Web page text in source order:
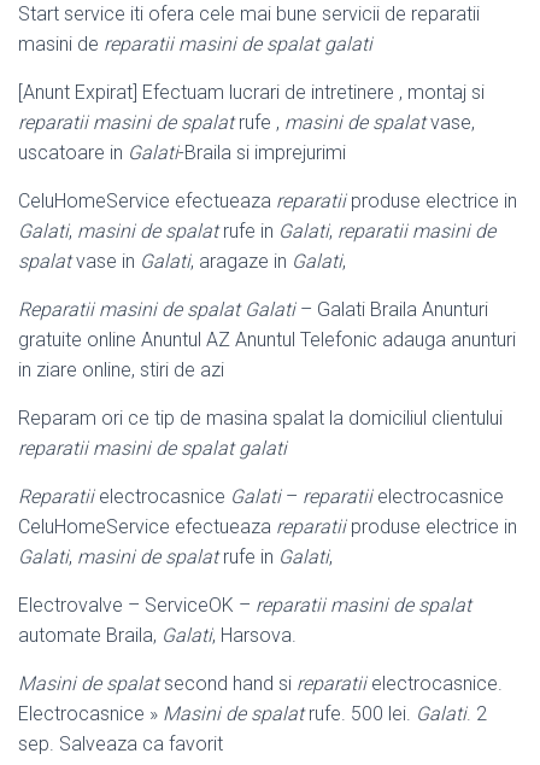
Start service iti ofera cele mai bune servicii de reparatii
masini de reparatii masini de spalat galati
[Anunt Expirat] Efectuam lucrari de intretinere , montaj si
reparatii masini de spalatrufe , masini de spalatvase,
uscatoare in Galati-Braila si imprejurimi
CeluHomeService efectueaza reparatiiproduse electrice in
Galati, masini de spalatrufe in Galati, reparatii masini de
spalatvase in Galati, aragaze in Galati,
Reparatii masini de spalat Galati– Galati Braila Anunturi
gratuite online Anuntul AZ Anuntul Telefonic adauga anunturi
in ziare online, stiri de azi
Reparam ori ce tip de masina spalat la domiciliul clientului
reparatii masini de spalat galati
Reparatiielectrocasnice Galati– reparatiielectrocasnice
CeluHomeService efectueaza reparatiiproduse electrice in
Galati, masini de spalatrufe in Galati,
Electrovalve – ServiceOK – reparatii masini de spalat
automate Braila, Galati, Harsova.
Masini de spalatsecond hand si reparatiielectrocasnice.
Electrocasnice » Masini de spalatrufe. 500 lei. Galati. 2
sep. Salveaza ca favorit